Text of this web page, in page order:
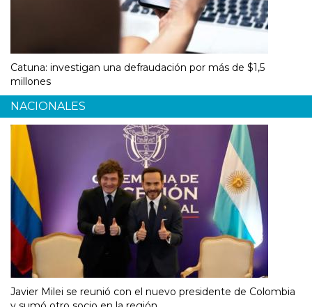
Catuna: investigan una defraudación por más de $1,5
millones
NACIONALES
Javier Milei se reunió con el nuevo presidente de Colombia